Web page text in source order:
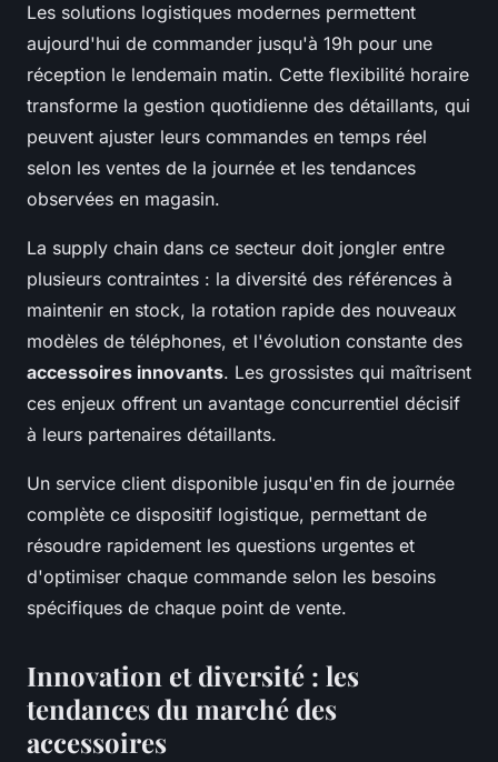
Les solutions logistiques modernes permettent
aujourd'hui de commander jusqu'à 19h pour une
réception le lendemain matin. Cette flexibilité horaire
transforme la gestion quotidienne des détaillants, qui
peuvent ajuster leurs commandes en temps réel
selon les ventes de la journée et les tendances
observées en magasin.
La supply chain dans ce secteur doit jongler entre
plusieurs contraintes : la diversité des références à
maintenir en stock, la rotation rapide des nouveaux
modèles de téléphones, et l'évolution constante des
accessoires innovants. Les grossistes qui maîtrisent
ces enjeux offrent un avantage concurrentiel décisif
à leurs partenaires détaillants.
Un service client disponible jusqu'en fin de journée
complète ce dispositif logistique, permettant de
résoudre rapidement les questions urgentes et
d'optimiser chaque commande selon les besoins
spécifiques de chaque point de vente.
Innovation et diversité : les
tendances du marché des
accessoires